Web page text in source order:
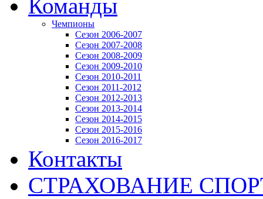
Команды
Чемпионы
Сезон 2006-2007
Сезон 2007-2008
Сезон 2008-2009
Сезон 2009-2010
Сезон 2010-2011
Сезон 2011-2012
Сезон 2012-2013
Сезон 2013-2014
Сезон 2014-2015
Сезон 2015-2016
Сезон 2016-2017
Контакты
СТРАХОВАНИЕ